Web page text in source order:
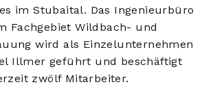
im Stubaital. Das Ingenieurbüro
Fachgebiet Wildbach- und
wird als Einzelunternehmen
Illmer geführt und beschäftigt
zwölf Mitarbeiter.